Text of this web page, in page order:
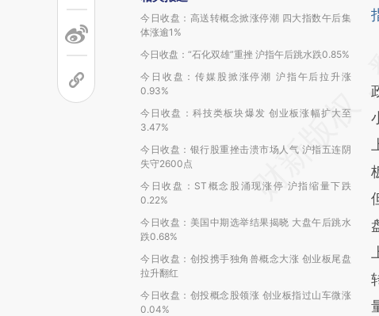
今日收盘：高送转概念掀涨停潮 四大指数午后集
体涨逾1%
今日收盘：“石化双雄”重挫 沪指午后跳水跌0.85%
今日收盘：传媒股掀涨停潮 沪指午后拉升涨
0.93%
今日收盘：科技类板块爆发 创业板涨幅扩大至
3.47%
今日收盘：银行股重挫击溃市场人气 沪指五连阴
失守2600点
今日收盘：ST概念股涌现涨停 沪指缩量下跌
0.22%
今日收盘：美国中期选举结果揭晓 大盘午后跳水
跌0.68%
今日收盘：创投携手独角兽概念大涨 创业板尾盘
拉升翻红
今日收盘：创投概念股领涨 创业板指过山车微涨
0.04%